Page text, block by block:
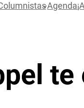
Agenda
te